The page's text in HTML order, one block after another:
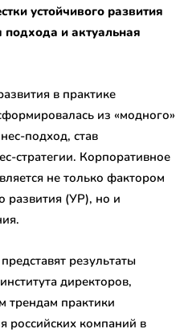
устойчивого развития
и актуальная
в практике
из «модного»
подход, став
стратегии. Корпоративное
не только фактором
развития (УР), но и
результаты
директоров,
трендам практики
российских компаний в